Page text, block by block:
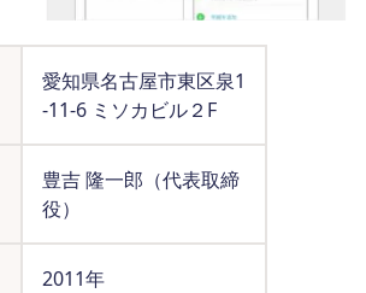
愛知県名古屋市東区泉1
-11-6 ミソカビル２F
豊吉 隆一郎（代表取締
役）
2011年